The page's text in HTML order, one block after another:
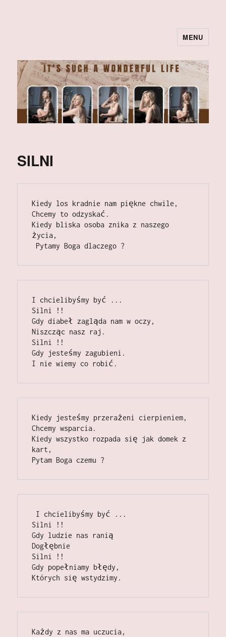
MENU
SILNI
Kiedy los kradnie nam piękne chwile,
Chcemy to odzyskać.
Kiedy bliska osoba znika z naszego
życia,
Pytamy Boga dlaczego ?
I chcielibyśmy być ...
Silni !!
Gdy diabeł zagląda nam w oczy,
Niszcząc nasz raj.
Silni !!
Gdy jesteśmy zagubieni.
I nie wiemy co robić.
Kiedy jesteśmy przerażeni cierpieniem,
Chcemy wsparcia.
Kiedy wszystko rozpada się jak domek z
kart,
Pytam Boga czemu ?
I chcielibyśmy być ...
Silni !!
Gdy ludzie nas ranią
Dogłębnie
Silni !!
Gdy popełniamy błędy,
Których się wstydzimy.
Każdy z nas ma uczucia,